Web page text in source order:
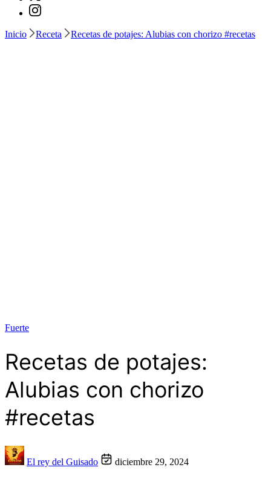
Inicio Receta Recetas de potajes: Alubias con chorizo #recetas
Fuerte
Recetas de potajes:
Alubias con chorizo
#recetas
El rey del Guisado diciembre 29, 2024